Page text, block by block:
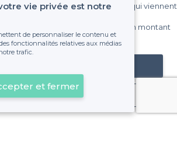
parmi le million de visiteurs qui viennent
sans engagement, vous payez un montant
risque de voir déraper la facture.
mon établissement
Déjà client
vie privée est notre
de personnaliser le contenu et
fonctionnalités relatives aux médias
trafic.
et fermer